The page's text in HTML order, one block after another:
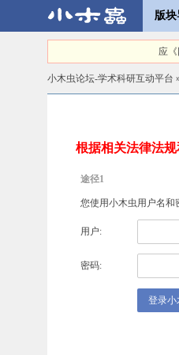
版块
应
小木虫论坛-学术科研互动平台
根据相关法律法
途径1
您使用小木虫用户名和
用户:
密码:
登录小